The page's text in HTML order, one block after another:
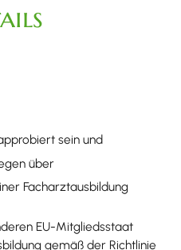
sein und
über
Facharztausbildung
EU-Mitgliedsstaat
gemäß der Richtlinie